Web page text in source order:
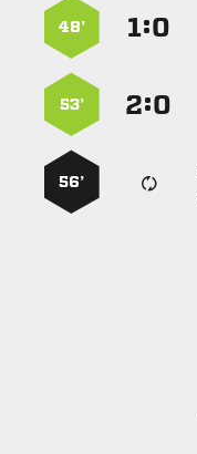
:
48’
:
53’
56’